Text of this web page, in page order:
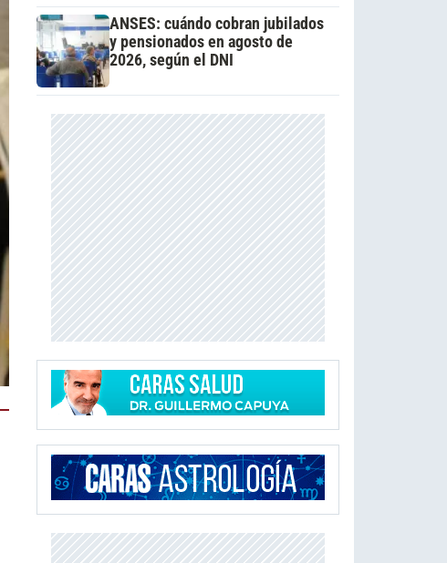
ANSES: cuándo cobran jubilados
y pensionados en agosto de
2026, según el DNI